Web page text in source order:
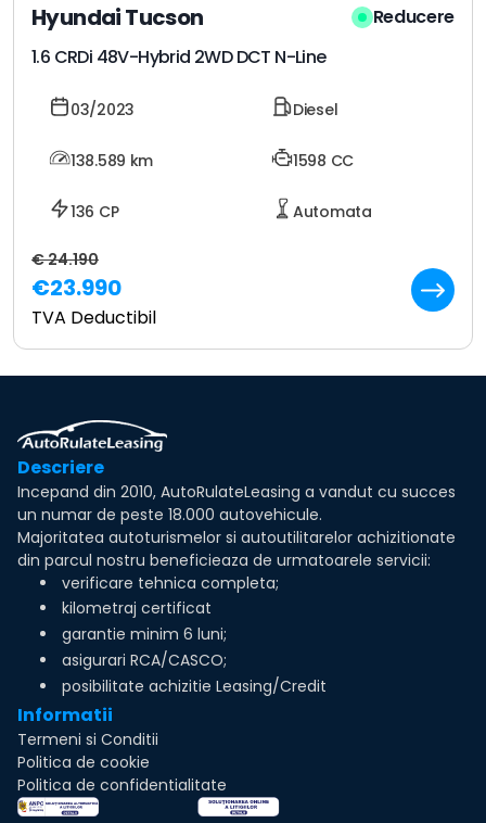
Hyundai Tucson
1.6 CRDi 48V-Hybrid 2WD DCT N-Line
Reducere
03/2023 Diesel
138.589 km 1598 CC
136 CP Automata
€ 24.190
€23.990
TVA Deductibil
Descriere
Incepand din 2010, AutoRulateLeasing a vandut cu succes
un numar de peste 18.000 autovehicule.
Majoritatea autoturismelor si autoutilitarelor achizitionate
din parcul nostru beneficieaza de urmatoarele servicii:
verificare tehnica completa;
kilometraj certificat
garantie minim 6 luni;
asigurari RCA/CASCO;
posibilitate achizitie Leasing/Credit
Informatii
Termeni si Conditii
Politica de cookie
Politica de confidentialitate